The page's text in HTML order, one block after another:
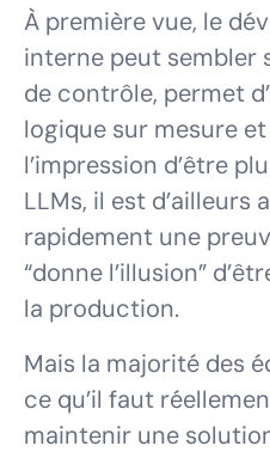
À première vue, le
interne peut sembler
de contrôle, permet
logique sur mesure
l’impression d’être
LLMs, il est d’ailleurs
rapidement une
“donne l’illusion”
la production.
Mais la majorité des
ce qu’il faut
maintenir une